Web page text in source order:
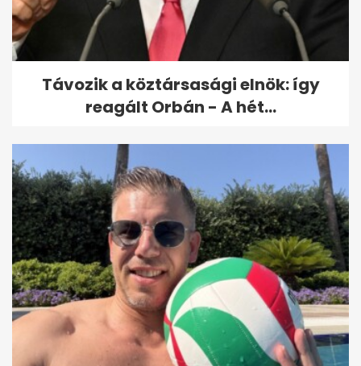
Távozik a köztársasági elnök: így
reagált Orbán - A hét...